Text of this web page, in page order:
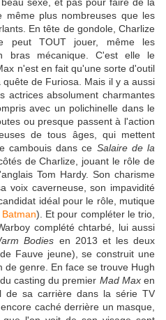
même plus nombreuses que les
En tête de gondole, Charlize
peut TOUT jouer, même les
bras mécanique. C'est elle le
n'est en fait qu'une sorte d'outil
de Furiosa. Mais il y a aussi
actrices absolument charmantes
avec un polichinelle dans le
ou presque passent à l'action
de tous âges, qui mettent
cambouis dans ce Salaire de la
de Charlize, jouant le rôle de
Tom Hardy. Son charisme
voix caverneuse, son impavidité
idéal pour le rôle, mutique
Batman). Et pour compléter le trio,
complété chtarbé, lui aussi
Bodies en 2013 et les deux
Fauve jeune), se construit une
de genre. En face se trouve Hugh
casting du premier Mad Maxen
de sa carrière dans la série TV
caché derrière un masque,